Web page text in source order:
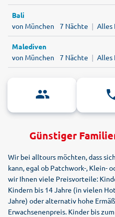
Bali
von München 7 Nächte | Alles
Malediven
von München 7 Nächte | Alles
Günstiger
Wir bei alltours möchten, dass
kann, egal ob Patchwork-, Klein-
wir Ihnen viele Preisvorteile:
Kindern bis 14 Jahre (in vielen
Jahre) oder alternativ hohe
Erwachsenenpreis. Kinder bis